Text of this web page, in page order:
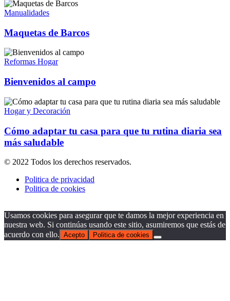
Manualidades
Maquetas de Barcos
Reformas Hogar
Bienvenidos al campo
Hogar y Decoración
Cómo adaptar tu casa para que tu rutina diaria sea
más saludable
© 2022 Todos los derechos reservados.
Politica de privacidad
Politica de cookies
Usamos cookies para asegurar que te damos la mejor experiencia en
nuestra web. Si continúas usando este sitio, asumiremos que estás de
acuerdo con ello. Acepto Politica de cookies